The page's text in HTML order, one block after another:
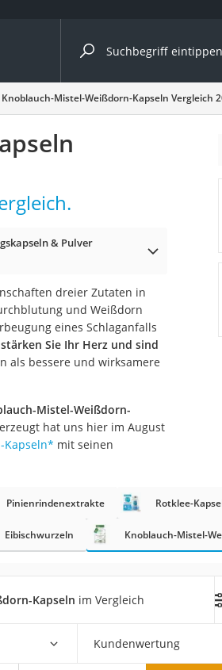
nach Kategorie
Knoblauch-Mistel-Weißdorn-Kapseln Vergleich
& Pulver
dreier Zutaten in
und Weißdorn
eines Schlaganfalls
stärken Sie Ihr Herz und sind
als bessere und wirksamere
Mistel-Weißdorn-
hat uns hier im August
Kapseln* mit seinen
Pinienrindenextrakte Rotklee-
Eibischwurzeln Knoblauch-Mistel-
Kapseln im Vergleich
Kundenwertung